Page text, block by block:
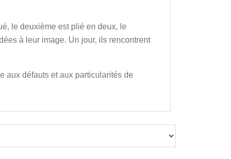
le deuxième est plié en deux, le
à leur image. Un jour, ils rencontrent
aux défauts et aux particularités de